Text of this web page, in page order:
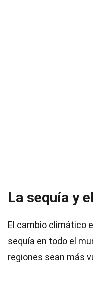
La sequía y
El cambio climático
sequía en todo el
regiones sean más